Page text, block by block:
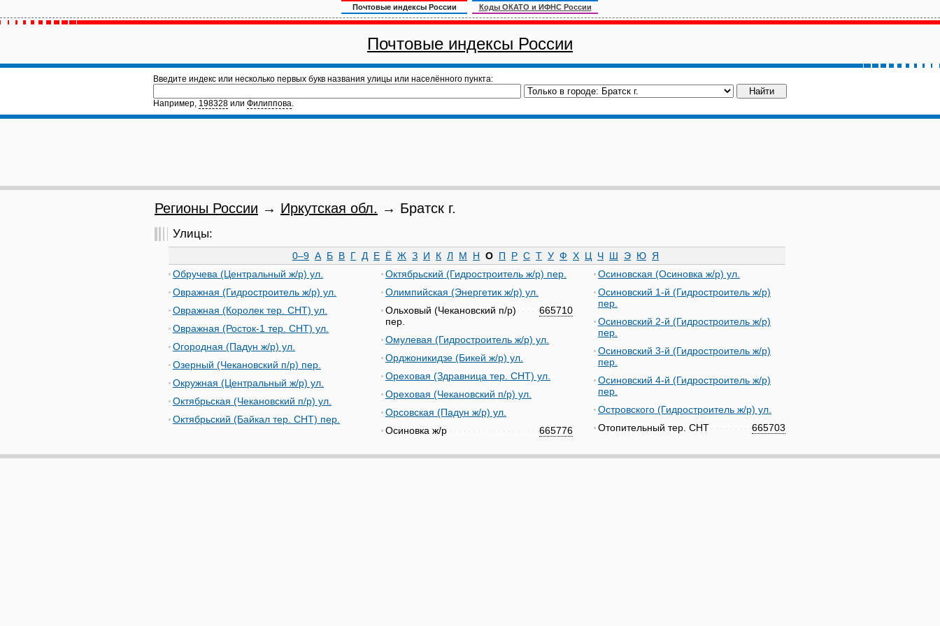
Почтовые индексы России Коды ОКАТО и ИФНС России
Почтовые индексы России
Введите индекс или несколько первых букв названия улицы или населённого пункта:
Например, 198328 или Филиппова.
Регионы России → Иркутская обл. → Братск г.
Улицы:
0–9 А Б В Г Д Е Ё Ж З И К Л М Н О П Р С Т У Ф Х Ц Ч Ш Э Ю Я
Обручева (Центральный ж/р) ул.
Овражная (Гидростроитель ж/р) ул.
Овражная (Королек тер. СНТ) ул.
Овражная (Росток-1 тер. СНТ) ул.
Огородная (Падун ж/р) ул.
Озерный (Чекановский п/р) пер.
Окружная (Центральный ж/р) ул.
Октябрьская (Чекановский п/р) ул.
Октябрьский (Байкал тер. СНТ) пер.
Октябрьский (Гидростроитель ж/р) пер.
Олимпийская (Энергетик ж/р) ул.
665710
Ольховый (Чекановский п/р)
пер.
Омулевая (Гидростроитель ж/р) ул.
Орджоникидзе (Бикей ж/р) ул.
Ореховая (Здравница тер. СНТ) ул.
Ореховая (Чекановский п/р) ул.
Орсовская (Падун ж/р) ул.
665776
Осиновка ж/р
Осиновская (Осиновка ж/р) ул.
Осиновский 1-й (Гидростроитель ж/р)
пер.
Осиновский 2-й (Гидростроитель ж/р)
пер.
Осиновский 3-й (Гидростроитель ж/р)
пер.
Осиновский 4-й (Гидростроитель ж/р)
пер.
Островского (Гидростроитель ж/р) ул.
665703
Отопительный тер. СНТ